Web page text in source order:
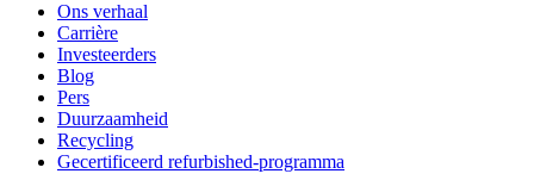
Ons verhaal
Carrière
Investeerders
Blog
Pers
Duurzaamheid
Recycling
Gecertificeerd refurbished-programma